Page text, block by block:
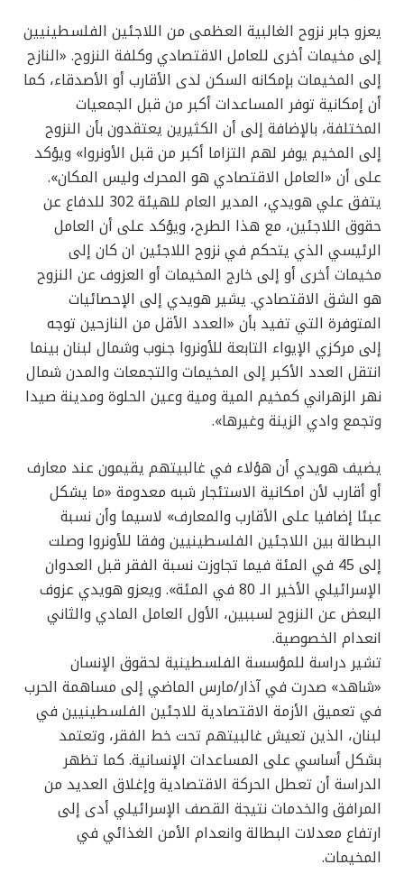
يعزو جابر نزوح الغالبية العظمى من اللاجئين الفلسطينيين
إلى مخيمات أخرى للعامل الاقتصادي وكلفة النزوح. «النازح
إلى المخيمات بإمكانه السكن لدى الأقارب أو الأصدقاء، كما
أن إمكانية توفر المساعدات أكبر من قبل الجمعيات
المختلفة، بالإضافة إلى أن الكثيرين يعتقدون بأن النزوح
إلى المخيم يوفر لهم التزاما أكبر من قبل الأونروا» ويؤكد
على أن «العامل الاقتصادي هو المحرك وليس المكان».
يتفق علي هويدي، المدير العام للهيئة 302 للدفاع عن
حقوق اللاجئين، مع هذا الطرح، ويؤكد على أن العامل
الرئيسي الذي يتحكم في نزوح اللاجئين ان كان إلى
مخيمات أخرى أو إلى خارج المخيمات أو العزوف عن النزوح
هو الشق الاقتصادي. يشير هويدي إلى الإحصائيات
المتوفرة التي تفيد بأن «العدد الأقل من النازحين توجه
إلى مركزي الإيواء التابعة للأونروا جنوب وشمال لبنان بينما
انتقل العدد الأكبر إلى المخيمات والتجمعات والمدن شمال
نهر الزهراني كمخيم المية ومية وعين الحلوة ومدينة صيدا
وتجمع وادي الزينة وغيرها».
يضيف هويدي أن هؤلاء في غالبيتهم يقيمون عند معارف
أو أقارب لأن امكانية الاستئجار شبه معدومة «ما يشكل
عبئا إضافيا على الأقارب والمعارف» لاسيما وأن نسبة
البطالة بين اللاجئين الفلسطينيين وفقا للأونروا وصلت
إلى 45 في المئة فيما تجاوزت نسبة الفقر قبل العدوان
الإسرائيلي الأخير الـ 80 في المئة». ويعزو هويدي عزوف
البعض عن النزوح لسببين، الأول العامل المادي والثاني
انعدام الخصوصية.
تشير دراسة للمؤسسة الفلسطينية لحقوق الإنسان
«شاهد» صدرت في آذار/مارس الماضي إلى مساهمة الحرب
في تعميق الأزمة الاقتصادية للاجئين الفلسطينيين في
لبنان، الذين تعيش غالبيتهم تحت خط الفقر، وتعتمد
بشكل أساسي على المساعدات الإنسانية. كما تظهر
الدراسة أن تعطل الحركة الاقتصادية وإغلاق العديد من
المرافق والخدمات نتيجة القصف الإسرائيلي أدى إلى
ارتفاع معدلات البطالة وانعدام الأمن الغذائي في
المخيمات.